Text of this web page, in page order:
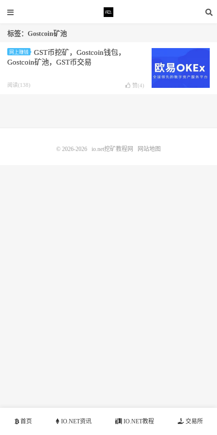
标签：Gostcoin矿池
网上赚钱
GST币挖矿，Gostcoin钱包，
Gostcoin矿池，GST币交易
阅读(138) 赞(4)
首页 IO.NET资讯 IO.NET教程 交易所
© 2026-2026 io.net挖矿教程网 网站地图